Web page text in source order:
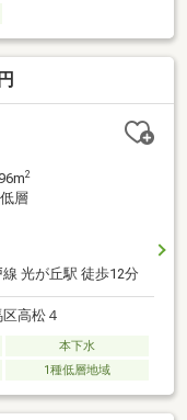
2
層
光が丘駅 徒歩12分
高松４
本下水
1種低層地域